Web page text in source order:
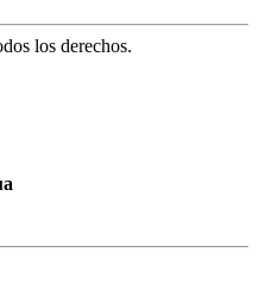
los derechos.